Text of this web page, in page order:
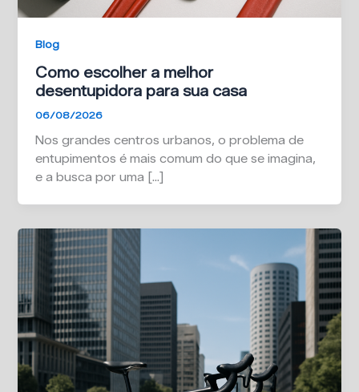
Blog
Como escolher a melhor
desentupidora para sua casa
06/08/2026
Nos grandes centros urbanos, o problema de
entupimentos é mais comum do que se imagina,
e a busca por uma […]